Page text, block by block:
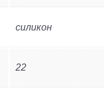
силикон
22